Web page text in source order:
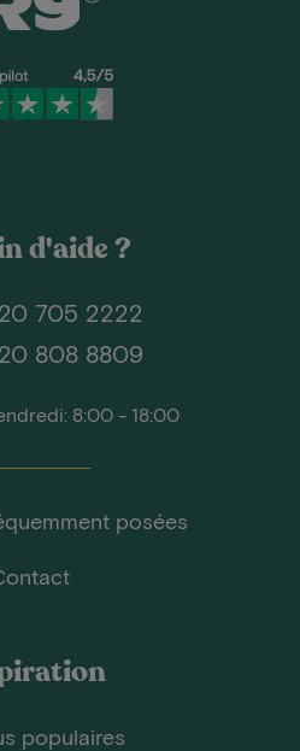
d'aide ?
20 705 2222
20 808 8809
8:00 - 18:00
posées
populaires